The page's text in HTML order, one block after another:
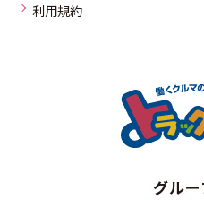
利用規約
グル